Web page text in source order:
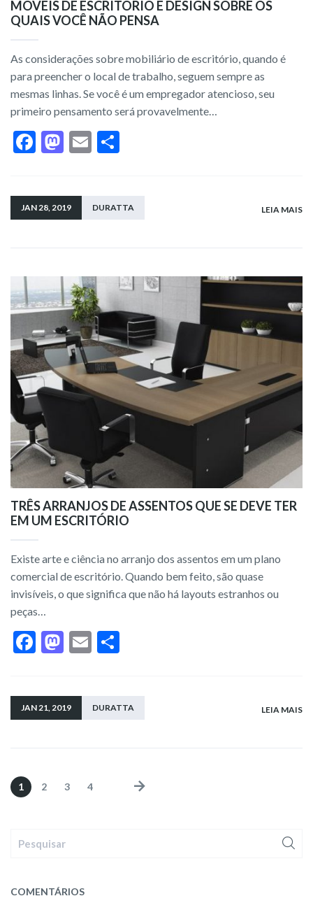
MÓVEIS DE ESCRITÓRIO E DESIGN SOBRE OS
QUAIS VOCÊ NÃO PENSA
As considerações sobre mobiliário de escritório, quando é
para preencher o local de trabalho, seguem sempre as
mesmas linhas. Se você é um empregador atencioso, seu
primeiro pensamento será provavelmente…
F
b
M
d
E
l
e
JAN 28, 2019 DURATTA LEIA MAIS
TRÊS ARRANJOS DE ASSENTOS QUE SE DEVE TER
EM UM ESCRITÓRIO
Existe arte e ciência no arranjo dos assentos em um plano
comercial de escritório. Quando bem feito, são quase
invisíveis, o que significa que não há layouts estranhos ou
peças…
F
b
M
d
E
l
e
JAN 21, 2019 DURATTA LEIA MAIS
1 2 3 4
COMENTÁRIOS